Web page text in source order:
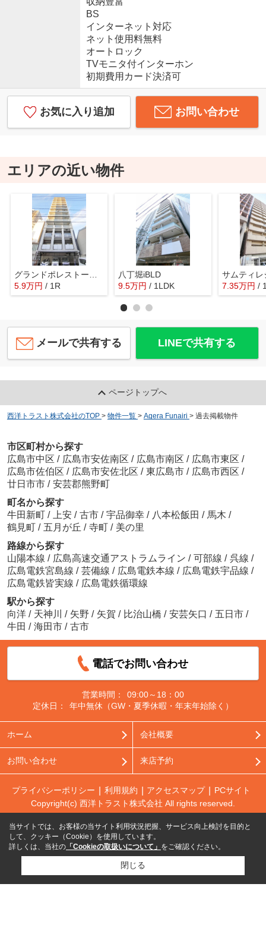
BS
インターネット対応
ネット使用料無料
オートロック
TVモニタ付インターホン
初期費用カード決済可
お気に入り追加 お問い合わせ
エリアの近い物件
5.9万円 / 1R
八丁堀iBLD
9.5万円 / 1LDK 7.35万円 /
メールで共有する LINEで共有する
ページトップへ
西洋トラスト株式会社のTOP > 物件一覧 > Agera Funairi > 過去掲載物件
市区町村から探す
広島市中区 / 広島市安佐南区 / 広島市南区 / 広島市東区 /
広島市佐伯区 / 広島市安佐北区 / 東広島市 / 広島市西区 /
廿日市市 / 安芸郡熊野町
町名から探す
牛田新町 / 上安 / 古市 / 宇品御幸 / 八本松飯田 / 馬木 /
鶴見町 / 五月が丘 / 寺町 / 美の里
路線から探す
山陽本線 / 広島高速交通アストラムライン / 可部線 / 呉線 /
広島電鉄宮島線 / 芸備線 / 広島電鉄本線 / 広島電鉄宇品線 /
広島電鉄皆実線 / 広島電鉄循環線
駅から探す
向洋 / 天神川 / 矢野 / 矢賀 / 比治山橋 / 安芸矢口 / 五日市 /
牛田 / 海田市 / 古市
電話でお問い合わせ
営業時間：
09:00～18：00
定休日：
年中無休（GW・夏季休暇・年末年始除く）
ホーム 会社概要
お問い合わせ 来店予約
プライバシーポリシー 利用規約 アクセスマップ
PCサイト
Copyright(c) 西洋トラスト株式会社 All rights reserved.
当サイトでは、お客様の当サイト利用状況把握、サービス向上検討を目的と
して、クッキー（Cookie）を使用しています。
詳しくは、当社の 「Cookieの取扱いについて」 をご確認ください。
閉じる